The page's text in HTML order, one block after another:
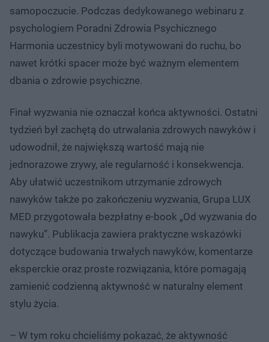
samopoczucie. Podczas dedykowanego webinaru z
psychologiem Poradni Zdrowia Psychicznego
Harmonia uczestnicy byli motywowani do ruchu, bo
nawet krótki spacer może być ważnym elementem
dbania o zdrowie psychiczne.
Finał wyzwania nie oznaczał końca aktywności. Ostatni
tydzień był zachętą do utrwalania zdrowych nawyków i
udowodnił, że największą wartość mają nie
jednorazowe zrywy, ale regularność i konsekwencja.
Aby ułatwić uczestnikom utrzymanie zdrowych
nawyków także po zakończeniu wyzwania, Grupa LUX
MED przygotowała bezpłatny e-book „Od wyzwania do
nawyku”. Publikacja zawiera praktyczne wskazówki
dotyczące budowania trwałych nawyków, komentarze
eksperckie oraz proste rozwiązania, które pomagają
zamienić codzienną aktywność w naturalny element
stylu życia.
– W tym roku chcieliśmy pokazać, że aktywność